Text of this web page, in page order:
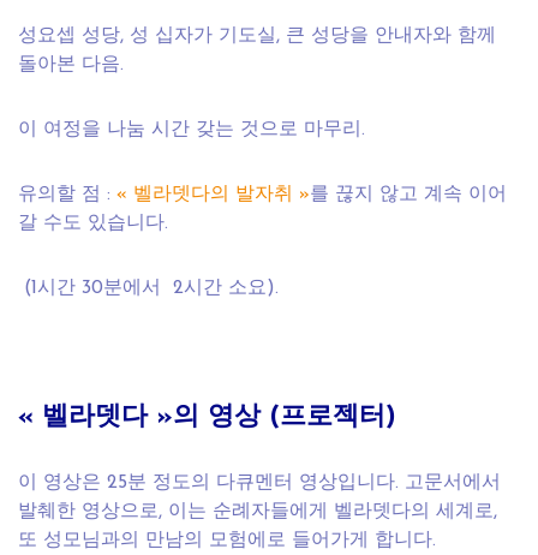
성요셉 성당, 성 십자가 기도실, 큰 성당을 안내자와 함께
돌아본 다음.
이 여정을 나눔 시간 갖는 것으로 마무리.
유의할 점 : « 벨라뎃다의 발자취 »를 끊지 않고 계속 이어
갈 수도 있습니다.
(1시간 30분에서 2시간 소요).
« 벨라뎃다 »의 영상 (프로젝터)
이 영상은 25분 정도의 다큐멘터 영상입니다. 고문서에서
발췌한 영상으로, 이는 순례자들에게 벨라뎃다의 세계로,
또 성모님과의 만남의 모험에로 들어가게 합니다.